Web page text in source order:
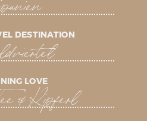
DESTINATION
LOVE
& Kipferl